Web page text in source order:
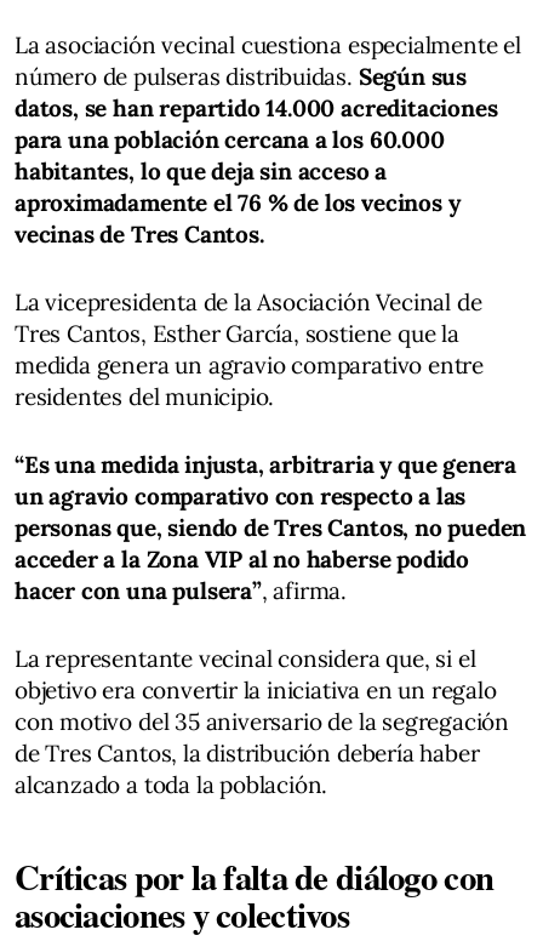
La asociación vecinal cuestiona especialmente el
número de pulseras distribuidas. Según sus
datos, se han repartido 14.000 acreditaciones
para una población cercana a los 60.000
habitantes, lo que deja sin acceso a
aproximadamente el 76 % de los vecinos y
vecinas de Tres Cantos.
La vicepresidenta de la Asociación Vecinal de
Tres Cantos, Esther García, sostiene que la
medida genera un agravio comparativo entre
residentes del municipio.
“Es una medida injusta, arbitraria y que genera
un agravio comparativo con respecto a las
personas que, siendo de Tres Cantos, no pueden
acceder a la Zona VIP al no haberse podido
hacer con una pulsera”, afirma.
La representante vecinal considera que, si el
objetivo era convertir la iniciativa en un regalo
con motivo del 35 aniversario de la segregación
de Tres Cantos, la distribución debería haber
alcanzado a toda la población.
Críticas por la falta de diálogo con
asociaciones y colectivos